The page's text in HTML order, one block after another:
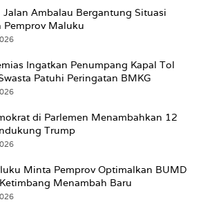
Jalan Ambalau Bergantung Situasi
Pemprov Maluku
Ingatkan Penumpang Kapal Tol
Patuhi Peringatan BMKG
di Parlemen Menambahkan 12
Trump
Minta Pemprov Optimalkan BUMD
Menambah Baru